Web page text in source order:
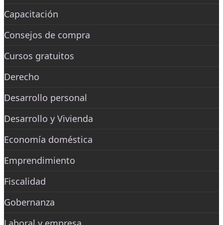
Capacitación
Consejos de compra
Cursos gratuitos
Derecho
Desarrollo personal
Desarrollo y Vivienda
Economía doméstica
Emprendimiento
Fiscalidad
Gobernanza